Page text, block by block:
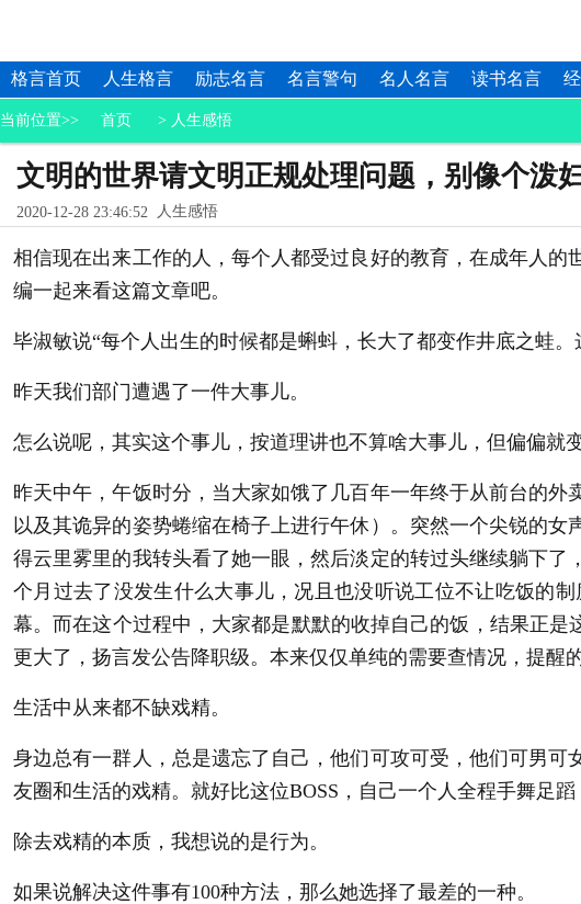
格言首页 人生格言 励志名言 名言警句 名人名言 读书名言
当前位置>> 首页 > 人生感悟
文明的世界请文明正规处理问题，别像个泼
2020-12-28 23:46:52 人生感悟
相信现在出来工作的人，每个人都受过良好的教育，在成年人
编一起来看这篇文章吧。
毕淑敏说“每个人出生的时候都是蝌蚪，长大了都变作井底之蛙
昨天我们部门遭遇了一件大事儿。
怎么说呢，其实这个事儿，按道理讲也不算啥大事儿，但偏偏就
昨天中午，午饭时分，当大家如饿了几百年一年终于从前台的
以及其诡异的姿势蜷缩在椅子上进行午休）。突然一个尖锐的
得云里雾里的我转头看了她一眼，然后淡定的转过头继续躺下
个月过去了没发生什么大事儿，况且也没听说工位不让吃饭的
幕。而在这个过程中，大家都是默默的收掉自己的饭，结果正
更大了，扬言发公告降职级。本来仅仅单纯的需要查情况，提醒
生活中从来都不缺戏精。
身边总有一群人，总是遗忘了自己，他们可攻可受，他们可男
友圈和生活的戏精。就好比这位BOSS，自己一个人全程手舞足
除去戏精的本质，我想说的是行为。
如果说解决这件事有100种方法，那么她选择了最差的一种。